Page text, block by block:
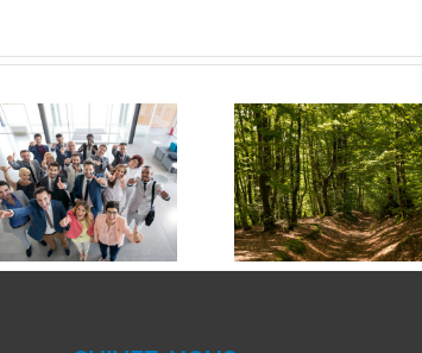
Formation à la
Relation
Client dans
l’immobilier
Facilitez
de vos
!